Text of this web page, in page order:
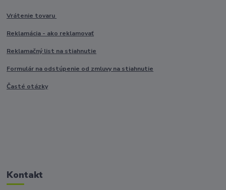
Vrátenie tovaru
Reklamácia - ako reklamovať
Reklamačný list na stiahnutie
Formulár na odstúpenie od zmluvy na stiahnutie
Časté otázky
Kontakt